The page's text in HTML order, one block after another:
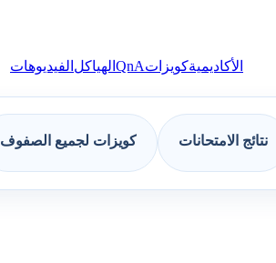
الأكاديميةكويزاتQnA الهياكل الفيديوهات
نتائج الامتحانات كويزات لجميع الصفوف